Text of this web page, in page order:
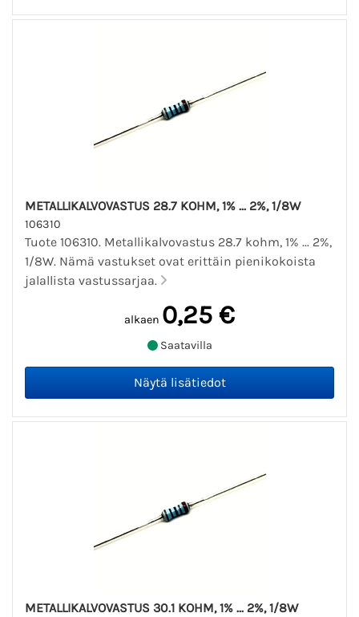
METALLIKALVOVASTUS 28.7 KOHM, 1% ... 2%, 1/8W
106310
Tuote 106310. Metallikalvovastus 28.7 kohm, 1% ... 2%,
1/8W. Nämä vastukset ovat erittäin pienikokoista
jalallista vastussarjaa.
alkaen 0,25 €
Saatavilla
METALLIKALVOVASTUS 30.1 KOHM, 1% ... 2%, 1/8W